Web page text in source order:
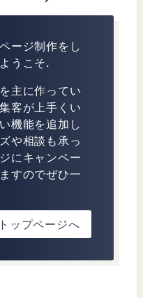
ージ制作をし
うこそ.
主に作ってい
客が上手くい
機能を追加し
や相談も承っ
にキャンペー
すのでぜひ一
トップページへ